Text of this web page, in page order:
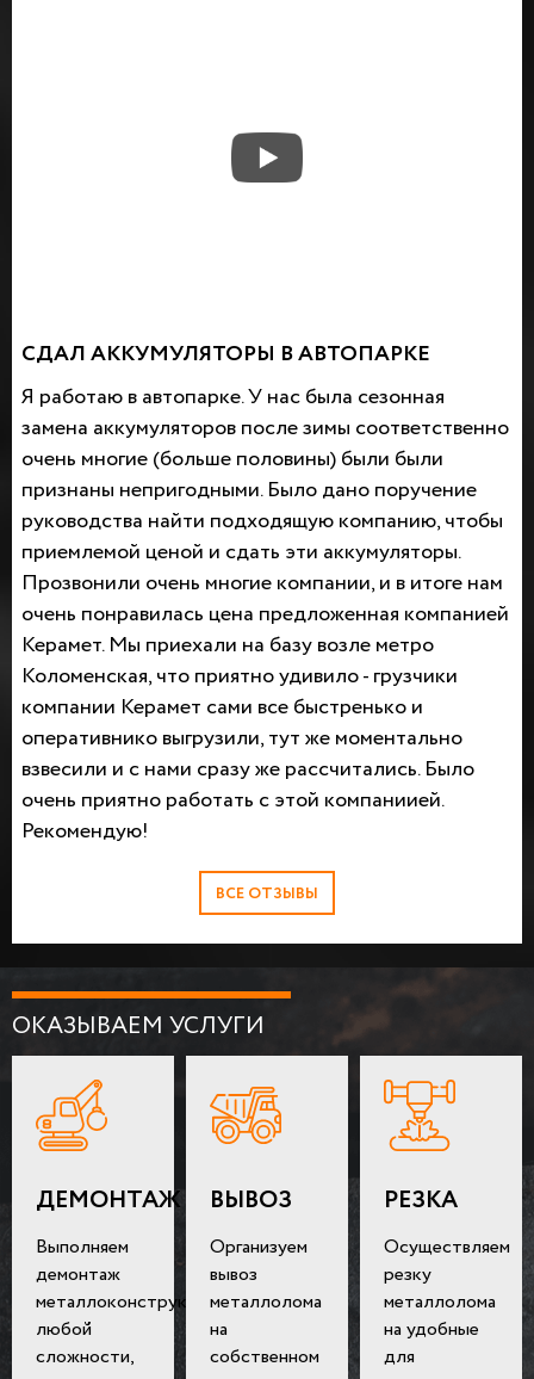
СДАЛ АККУМУЛЯТОРЫ В АВТОПАРКЕ
Я работаю в автопарке. У нас была сезонная
замена аккумуляторов после зимы соответственно
очень многие (больше половины) были были
признаны непригодными. Было дано поручение
руководства найти подходящую компанию, чтобы
приемлемой ценой и сдать эти аккумуляторы.
Прозвонили очень многие компании, и в итоге нам
очень понравилась цена предложенная компанией
Керамет. Мы приехали на базу возле метро
Коломенская, что приятно удивило - грузчики
компании Керамет сами все быстренько и
оперативнико выгрузили, тут же моментально
взвесили и с нами сразу же рассчитались. Было
очень приятно работать с этой компаниией.
Рекомендую!
ВСЕ ОТЗЫВЫ
ОКАЗЫВАЕМ УСЛУГИ
ДЕМОНТАЖ
Выполняем
демонтаж
металлоконструкций
любой
сложности,
ВЫВОЗ
Организуем
вывоз
металлолома
на
собственном
РЕЗКА
Осуществляем
резку
металлолома
на удобные
для